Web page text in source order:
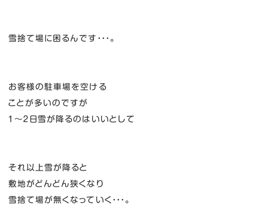
雪捨て場に困るんです・・・。
お客様の駐車場を空ける
ことが多いのですが
１～２日雪が降るのはいいとして
それ以上雪が降ると
敷地がどんどん狭くなり
雪捨て場が無くなっていく・・・。